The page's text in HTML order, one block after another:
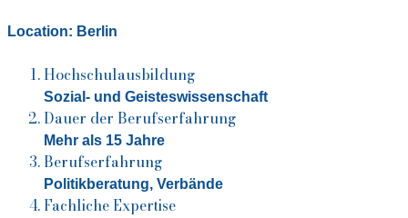
Location: Berlin
Hochschulausbildung
Sozial- und Geisteswissenschaft
Dauer der Berufserfahrung
Mehr als 15 Jahre
Berufserfahrung
Politikberatung, Verbände
Fachliche Expertise